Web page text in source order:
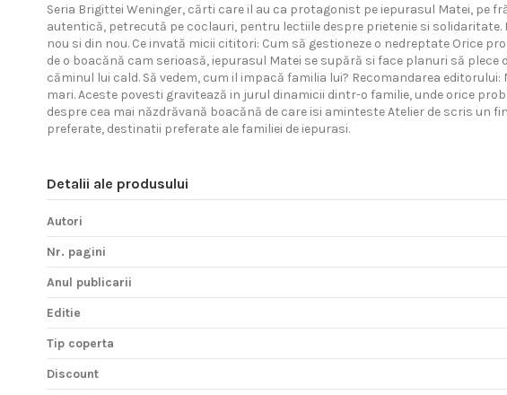
Seria Brigittei Weninger, cărti care il au ca protagonist pe iepurasul Matei, pe
autentică, petrecută pe coclauri, pentru lectiile despre prietenie si
nou si din nou. Ce invată micii cititori: Cum să gestioneze o nedreptate Orice
de o boacănă cam serioasă, iepurasul Matei se supără si face planuri să
căminul lui cald. Să vedem, cum il impacă familia lui? Recomandarea
mari. Aceste povesti gravitează in jurul dinamicii dintr-o familie, unde orice
despre cea mai năzdrăvană boacănă de care isi aminteste Atelier de scris
preferate, destinatii preferate ale familiei de iepurasi.
Detalii ale produsului
Autori
Nr. pagini
Anul publicarii
Editie
Tip coperta
Discount